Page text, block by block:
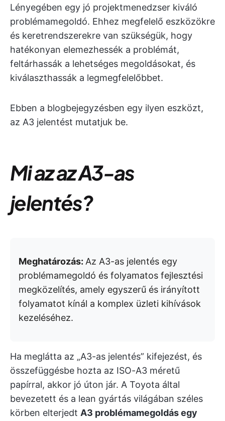
Lényegében egy jó projektmenedzser kiváló
problémamegoldó. Ehhez megfelelő eszközökre
és keretrendszerekre van szükségük, hogy
hatékonyan elemezhessék a problémát,
feltárhassák a lehetséges megoldásokat, és
kiválaszthassák a legmegfelelőbbet.
Ebben a blogbejegyzésben egy ilyen eszközt,
az A3 jelentést mutatjuk be.
Mi az az A3-as
jelentés?
Meghatározás: Az A3-as jelentés egy
problémamegoldó és folyamatos fejlesztési
megközelítés, amely egyszerű és irányított
folyamatot kínál a komplex üzleti kihívások
kezeléséhez.
Ha meglátta az „A3-as jelentés” kifejezést, és
összefüggésbe hozta az ISO-A3 méretű
papírral, akkor jó úton jár. A Toyota által
bevezetett és a lean gyártás világában széles
körben elterjedt A3 problémamegoldás egy